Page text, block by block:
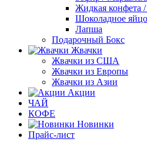
Жидкая конфета
Шоколадное яйцо
Лапша
Подарочный Бокс
Жвачки
Жвачки из США
Жвачки из Европы
Жвачки из Азии
Акции
ЧАЙ
КОФЕ
Новинки
Прайс-лист